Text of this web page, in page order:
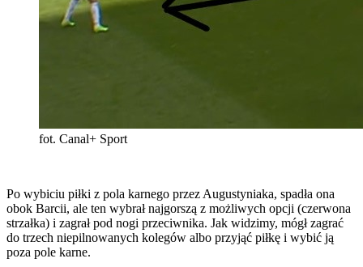
fot. Canal+ Sport
Po wybiciu piłki z pola karnego przez Augustyniaka, spadła ona
obok Barcii, ale ten wybrał najgorszą z możliwych opcji (czerwona
strzałka) i zagrał pod nogi przeciwnika. Jak widzimy, mógł zagrać
do trzech niepilnowanych kolegów albo przyjąć piłkę i wybić ją
poza pole karne.